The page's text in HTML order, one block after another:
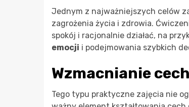
Jednym z najważniejszych celów
zagrożenia życia i zdrowia.
spokój i racjonalnie działać, na
emocji i podejmowania szybkich
Wzmacnianie
Tego typu praktyczne zajęcia nie